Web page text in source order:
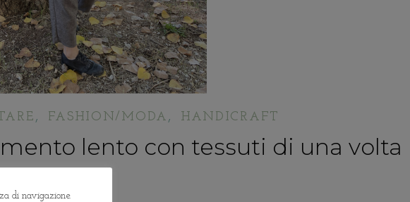
, FASHION/MODA , HANDICRAFT
lento con tessuti di una volta
di navigazione.